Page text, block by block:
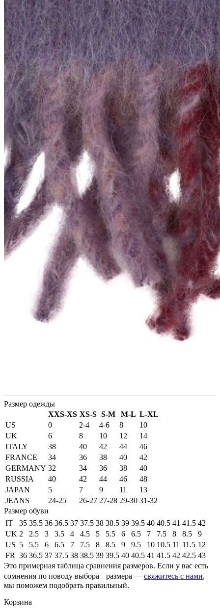
Размер одежды
XXS-XS XS-S S-M M-L L-XL
US
0 2-4 4-6 8
10
UK
6 8 10 12
14
ITALY
38 40 42 44
46
FRANCE
34 36 38 40
42
GERMANY 32 34 36 38
40
RUSSIA
40 42 44 46
48
JAPAN
5 7 9 11
13
JEANS
24-25 26-27 27-28 29-30 31-32
Размер обуви
IT
35 35.5 36 36.5 37 37.5 38 38.5 39 39.5 40 40.5 41 41.5 42
UK 2 2.5 3 3.5 4 4.5 5 5.5 6 6.5 7 7.5 8 8.5
9
US 5 5.5 6 6.5 7 7.5 8 8.5 9 9.5 10 10.5 11 11.5 12
FR 36 36.5 37 37.5 38 38.5 39 39.5 40 40.5 41 41.5 42 42.5 43
Это примерная таблица сравнения размеров. Если у вас есть
сомнения по поводу выбора размера — свяжитесь с нами,
мы поможем подобрать правильный.
Корзина